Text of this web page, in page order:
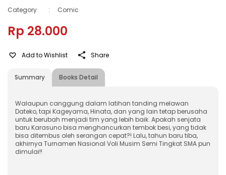
Category
: Comic
Rp 28.000
Summary Books Detail
Add to Wishlist Share
Walaupun canggung dalam latihan tanding melawan
Dateko, tapi Kageyama, Hinata, dan yang lain tetap berusaha
untuk berubah menjadi tim yang lebih baik. Apakah senjata
baru Karasuno bisa menghancurkan tembok besi, yang tidak
bisa ditembus oleh serangan cepat?! Lalu, tahun baru tiba,
akhirnya Turnamen Nasional Voli Musim Semi Tingkat SMA pun
dimulai!!